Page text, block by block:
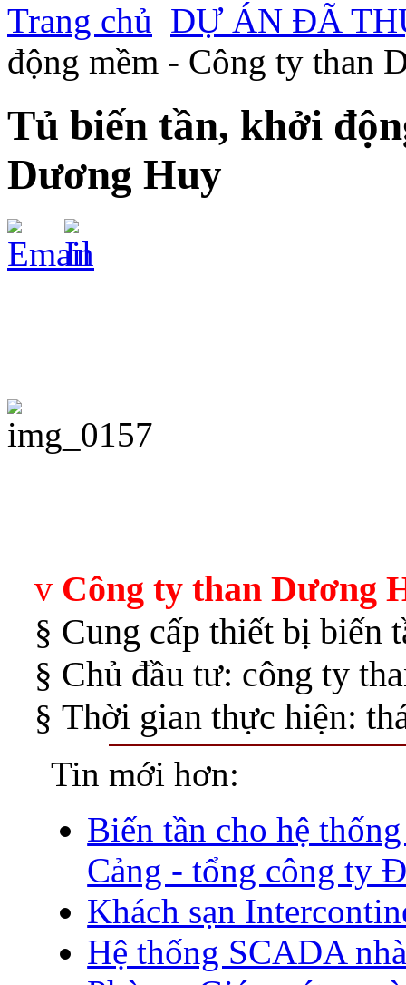
Trang chủ DỰ ÁN ĐÃ
động mềm - Công ty than
Tủ biến tần, khởi
Dương Huy
v Công ty than Dương
§ Cung cấp thiết bị biến
§ Chủ đầu tư: công ty
§ Thời gian thực hiện:
Tin mới hơn:
Biến tần cho hệ
Cảng - tổng công ty
Khách sạn
Hệ thống SCADA